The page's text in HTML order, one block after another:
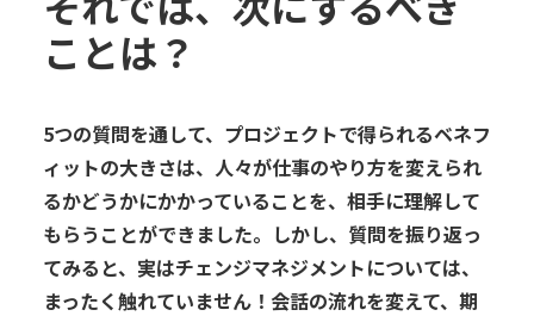
ことは？
5つの質問を通して、 プロジェクトで得られるベネフ
ィットの大きさは、 人々が仕事のやり方を変えられ
るかどうかにかかっていることを、相手に理解して
もらうことができました。しかし、 質問を振り返っ
てみると、 実はチェンジマネジメントについては、
まったく触れていません！ 会話の流れを変えて、 期